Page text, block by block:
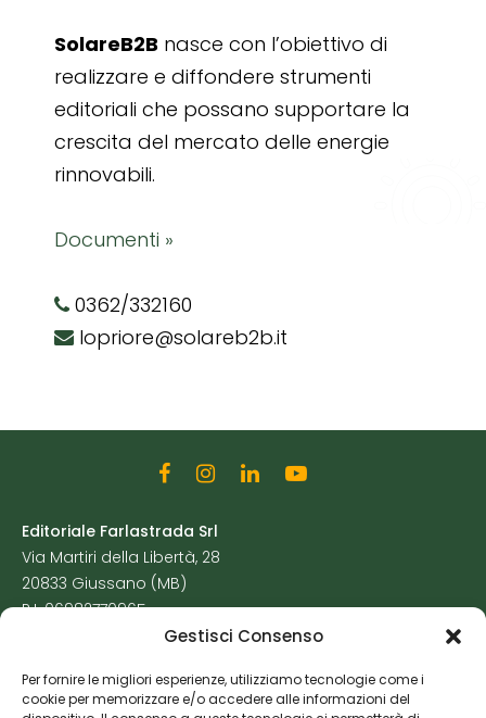
Gestisci Consenso
Per fornire le migliori esperienze, utilizziamo tecnologie come i
cookie per memorizzare e/o accedere alle informazioni del
SolareB2B nasce con l’obiettivo di
realizzare e diffondere strumenti
editoriali che possano supportare la
crescita del mercato delle energie
rinnovabili.
Documenti »
0362/332160
lopriore@solareb2b.it
Editoriale Farlastrada Srl
Via Martiri della Libertà, 28
20833 Giussano (MB)
P.I. 06982770965
Cookie Policy
Risorse Aggiuntive